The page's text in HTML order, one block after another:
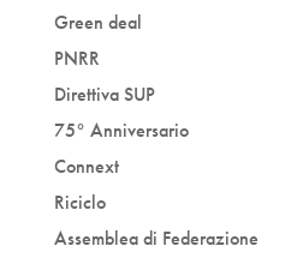
Green deal
PNRR
Direttiva SUP
75° Anniversario
Connext
Riciclo
Assemblea di Federazione